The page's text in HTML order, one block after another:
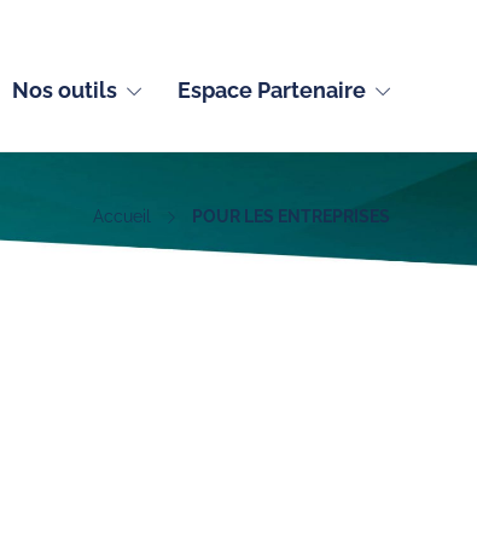
Nos outils Espace Partenaire
Accueil POUR LES ENTREPRISES